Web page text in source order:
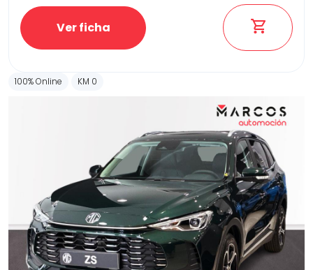
Ver ficha
100% Online KM 0